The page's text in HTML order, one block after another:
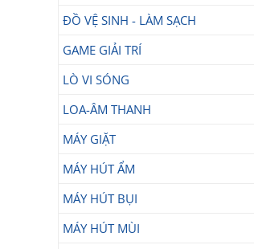
ĐỒ VỆ SINH - LÀM SẠCH
GAME GIẢI TRÍ
LÒ VI SÓNG
LOA-ÂM THANH
MÁY GIẶT
MÁY HÚT ẨM
MÁY HÚT BỤI
MÁY HÚT MÙI